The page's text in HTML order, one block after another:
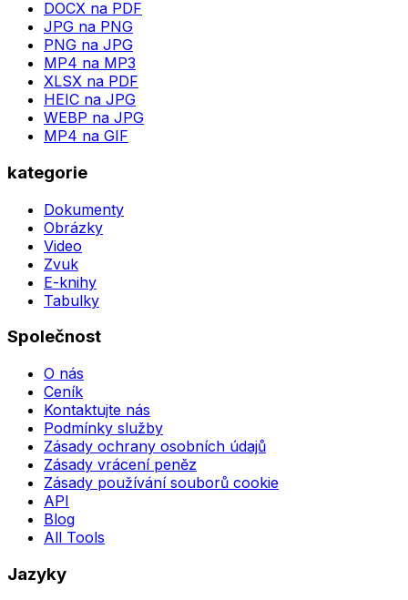
DOCX na PDF
JPG na PNG
PNG na JPG
MP4 na MP3
XLSX na PDF
HEIC na JPG
WEBP na JPG
MP4 na GIF
kategorie
Dokumenty
Obrázky
Video
Zvuk
E-knihy
Tabulky
Společnost
O nás
Ceník
Kontaktujte nás
Podmínky služby
Zásady ochrany osobních údajů
Zásady vrácení peněz
Zásady používání souborů cookie
API
Blog
All Tools
Jazyky